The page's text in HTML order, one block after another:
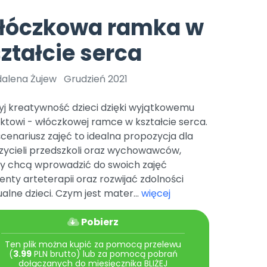
Archiwalne numery
Pomoc
Nowości
Promocje
czerwca 2024 r. uzyskała
r. Nr decyzji:
Online.
Bliżej Pieska
Pomoc zwierzętom
Książka (dla) Przedszkolaka
Promowanie czytelnictwa
TikTok
Zobacz nas na TikToku
YouTube
ramka w
serca
Żujew Grudzień 2021
kreatywność dzieci dzięki wyjątkowemu
- włóczkowej ramce w kształcie serca.
zajęć to idealna propozycja dla
przedszkoli oraz wychowawców,
chcą wprowadzić do swoich zajęć
arteterapii oraz rozwijać zdolności
dzieci. Czym jest mater... więcej
Pobierz
Ten plik można kupić za pomocą przelewu
(3.99PLN brutto) lub za pomocą pobrań
dołączanych do miesięcznika BLIŻEJ